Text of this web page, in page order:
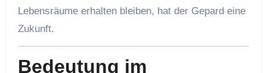
Lebensräume erhalten bleiben, hat der Gepard eine
Zukunft.
Bedeutung im